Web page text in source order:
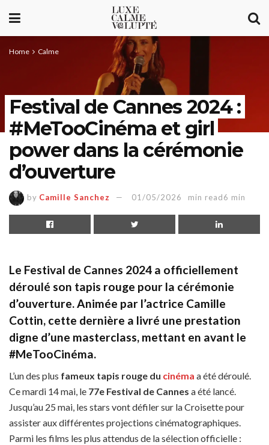
Home Calme
Festival de Cannes 2024 :
#MeTooCinéma et girl
power dans la cérémonie
d’ouverture
by Camille Sanchez 01/05/2026 min read6 min
Le Festival de Cannes 2024 a officiellement
déroulé son tapis rouge pour la cérémonie
d’ouverture. Animée par l’actrice Camille
Cottin, cette dernière a livré une prestation
digne d’une masterclass, mettant en avant le
#MeTooCinéma.
L’un des plus fameux tapis rouge du cinéma a été déroulé.
Ce mardi 14 mai, le 77e Festival de Cannes a été lancé.
Jusqu’au 25 mai, les stars vont défiler sur la Croisette pour
assister aux différentes projections cinématographiques.
Parmi les films les plus attendus de la sélection officielle :